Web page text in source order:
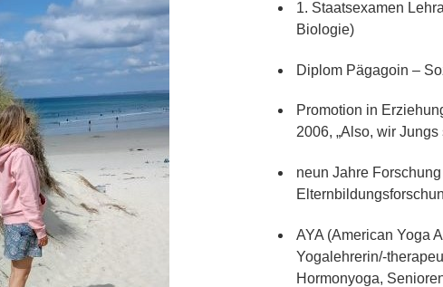
1. Staatsexamen
Biologie)
Diplom Pägagoin –
Promotion in
2006, „Also, wir
neun Jahre
AYA (American Yoga
Yogalehrerin/-
Hormonyoga,